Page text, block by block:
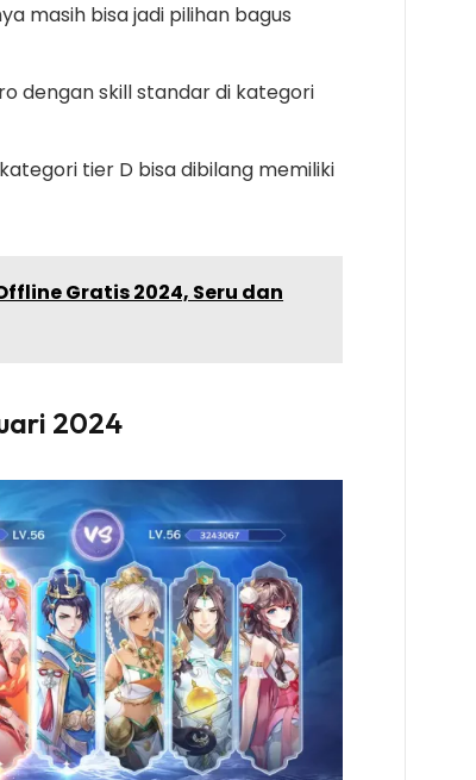
masih bisa jadi pilihan bagus
dengan skill standar di kategori
tier D bisa dibilang memiliki
Gratis 2024, Seru dan
2024